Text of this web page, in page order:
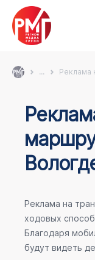
... Реклама
Реклама на
ходовых
Благодаря
будут видеть